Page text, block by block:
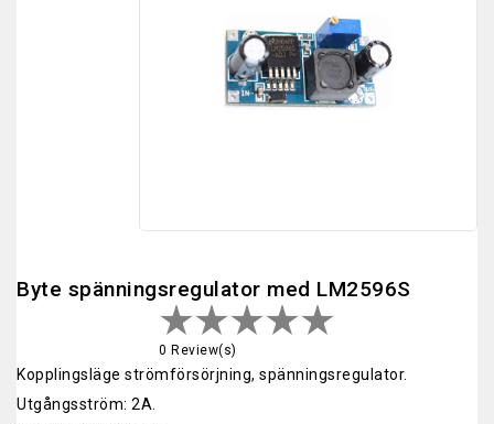
Byte spänningsregulator med LM2596S
0 Review(s)
Kopplingsläge strömförsörjning, spänningsregulator.
Utgångsström: 2A.